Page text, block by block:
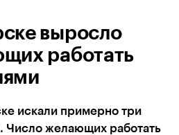
выросло
работать
искали примерно три
Число желающих работать